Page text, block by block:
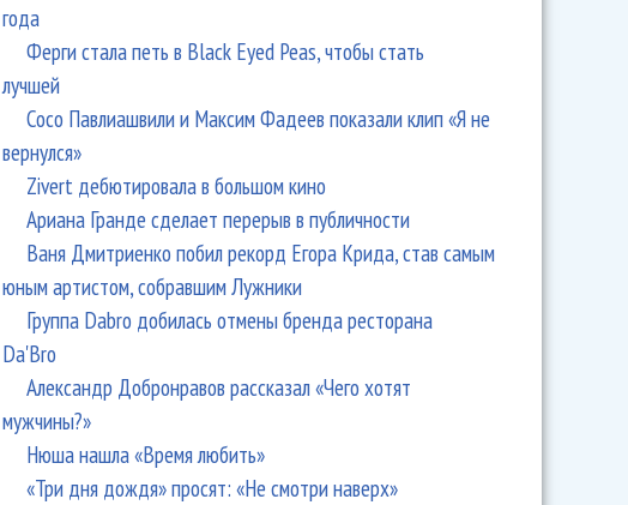
года
Ферги стала петь в Black Eyed Peas, чтобы стать
лучшей
Сосо Павлиашвили и Максим Фадеев показали клип «Я не
вернулся»
Zivert дебютировала в большом кино
Ариана Гранде сделает перерыв в публичности
Ваня Дмитриенко побил рекорд Егора Крида, став самым
юным артистом, собравшим Лужники
Группа Dabro добилась отмены бренда ресторана
Da'Bro
Александр Добронравов рассказал «Чего хотят
мужчины?»
Нюша нашла «Время любить»
«Три дня дождя» просят: «Не смотри наверх»